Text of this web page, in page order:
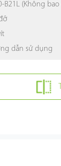
B21L (Không
dẫn sử dụng